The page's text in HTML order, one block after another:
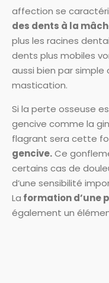
affection se
des dents à la
plus les racines
dents plus mobiles
aussi bien par
mastication.
Si la perte osseuse
gencive comme la
flagrant sera cette
gencive.Ce
certains cas de
d’une sensibilité
La formation d’une
également un